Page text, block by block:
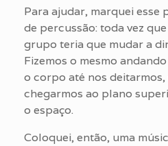
Para ajudar, marquei esse
de percussão: toda vez
grupo teria que mudar a
Fizemos o mesmo
o corpo até nos
chegarmos ao plano
o espaço.
Coloquei, então, uma